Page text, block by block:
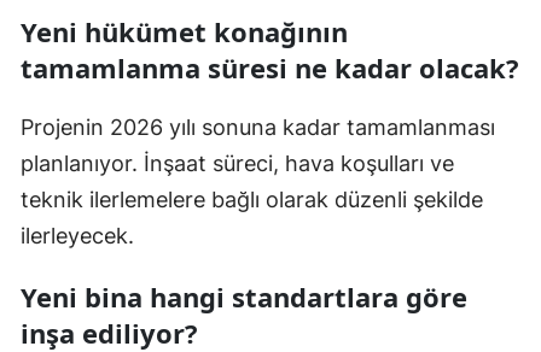
Yeni hükümet konağının
tamamlanma süresi ne kadar olacak?
Projenin 2026 yılı sonuna kadar tamamlanması
planlanıyor. İnşaat süreci, hava koşulları ve
teknik ilerlemelere bağlı olarak düzenli şekilde
ilerleyecek.
Yeni bina hangi standartlara göre
inşa ediliyor?